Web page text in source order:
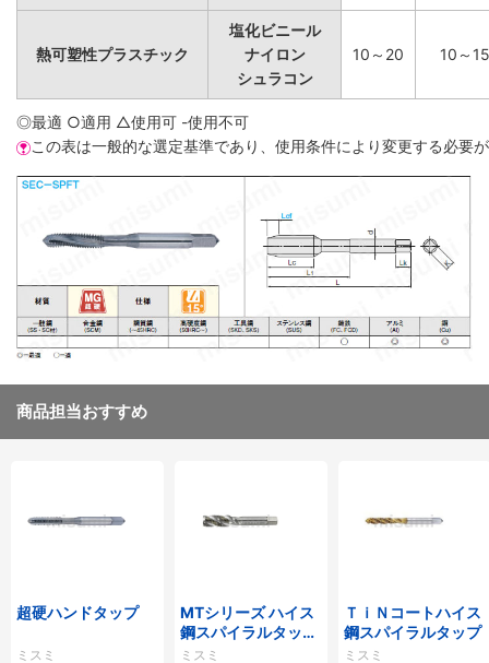
熱可塑性プラスチック
塩化ビニール
ナイロン
シュラコン
10～20 10～15
◎最適 ○適用 △使用可 -使用不可
この表は一般的な選定基準であり、使用条件により変更する必要
商品担当おすすめ
超硬ハンドタップ
ミスミ
MTシリーズ ハイス
鋼スパイラルタップ
MT-SPFT
ミスミ
ＴｉＮコートハイス
鋼スパイラルタップ
ミスミ